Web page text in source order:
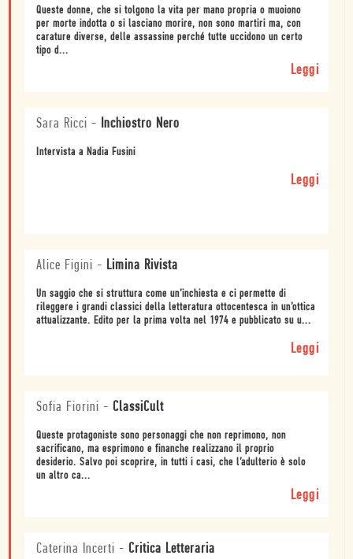
Queste donne, che si tolgono la vita per mano propria o muoiono
per morte indotta o si lasciano morire, non sono martiri ma, con
carature diverse, delle assassine perché tutte uccidono un certo
tipo d...
Leggi
Sara Ricci - Inchiostro Nero
Intervista a Nadia Fusini
Leggi
Alice Figini - Limina Rivista
Un saggio che si struttura come un’inchiesta e ci permette di
rileggere i grandi classici della letteratura ottocentesca in un’ottica
attualizzante. Edito per la prima volta nel 1974 e pubblicato su u...
Leggi
Sofia Fiorini - ClassiCult
Queste protagoniste sono personaggi che non reprimono, non
sacrificano, ma esprimono e finanche realizzano il proprio
desiderio. Salvo poi scoprire, in tutti i casi, che l’adulterio è solo
un altro ca...
Leggi
Caterina Incerti - Critica Letteraria